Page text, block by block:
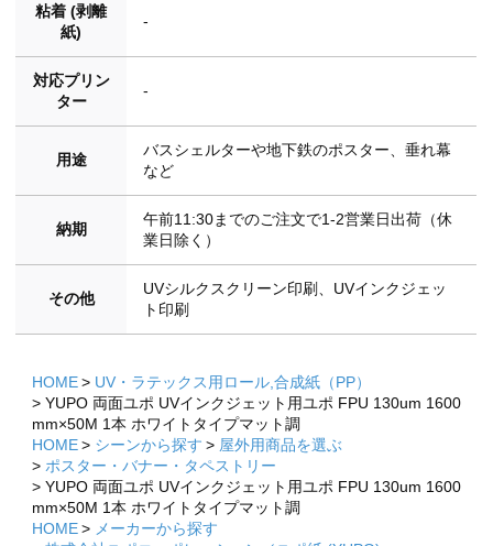
粘着 (剥離
紙)
-
対応プリン
ター
-
用途
バスシェルターや地下鉄のポスター、垂れ幕
など
納期
午前11:30までのご注文で1-2営業日出荷（休
業日除く）
その他
UVシルクスクリーン印刷、UVインクジェッ
ト印刷
HOME
UV・ラテックス用ロール,合成紙（PP）
YUPO 両面ユポ UVインクジェット用ユポ FPU 130um 1600
mm×50M 1本 ホワイトタイプマット調
HOME
シーンから探す
屋外用商品を選ぶ
ポスター・バナー・タペストリー
YUPO 両面ユポ UVインクジェット用ユポ FPU 130um 1600
mm×50M 1本 ホワイトタイプマット調
HOME
メーカーから探す